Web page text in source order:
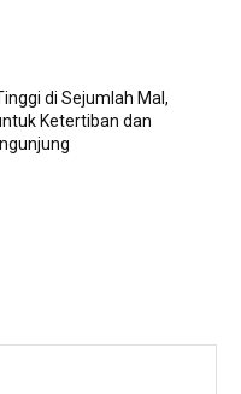
di Sejumlah Mal,
Ketertiban dan